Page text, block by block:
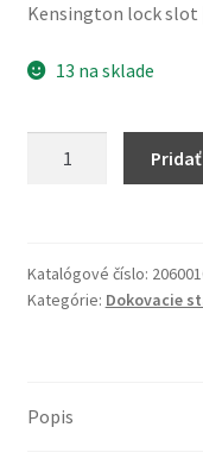
Kensington lock slot
13 na sklade
HSTNN-
I15X
Katalógové číslo:
Kategórie: Dokovacie
Popis